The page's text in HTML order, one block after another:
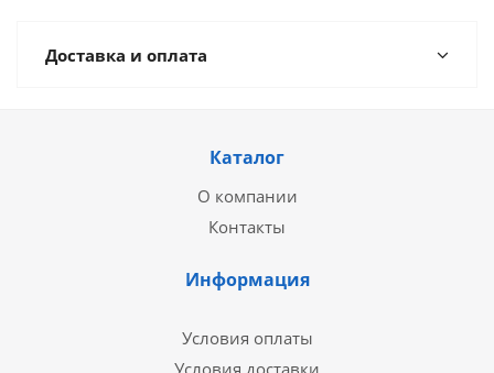
Доставка и оплата
Каталог
О компании
Контакты
Информация
Условия оплаты
Условия доставки